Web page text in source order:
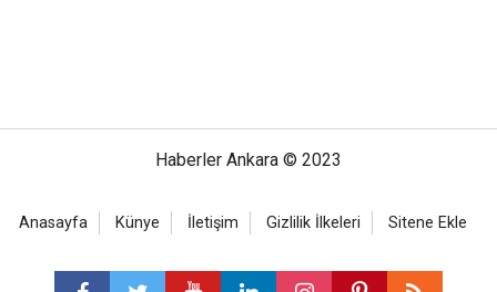
Haberler Ankara © 2023
Anasayfa Künye İletişim Gizlilik İlkeleri Sitene Ekle